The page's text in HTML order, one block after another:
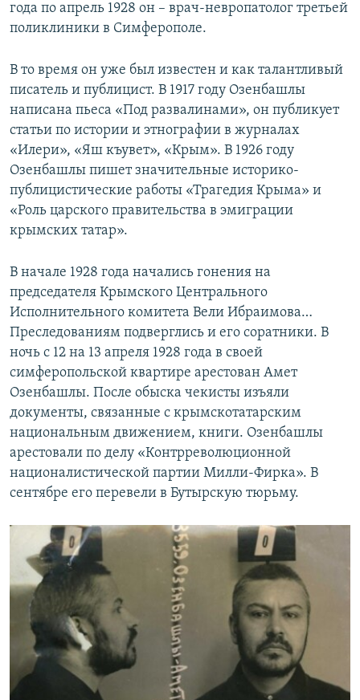
года по апрель 1928 он – врач-невропатолог третьей
поликлиники в Симферополе.
В то время он уже был известен и как талантливый
писатель и публицист. В 1917 году Озенбашлы
написана пьеса «Под развалинами», он публикует
статьи по истории и этнографии в журналах
«Илери», «Яш къувет», «Крым». В 1926 году
Озенбашлы пишет значительные историко-
публицистические работы «Трагедия Крыма» и
«Роль царского правительства в эмиграции
крымских татар».
В начале 1928 года начались гонения на
председателя Крымского Центрального
Исполнительного комитета Вели Ибраимова…
Преследованиям подверглись и его соратники. В
ночь с 12 на 13 апреля 1928 года в своей
симферопольской квартире арестован Амет
Озенбашлы. После обыска чекисты изъяли
документы, связанные с крымскотатарским
национальным движением, книги. Озенбашлы
арестовали по делу «Контрреволюционной
националистической партии Милли-Фирка». В
сентябре его перевели в Бутырскую тюрьму.